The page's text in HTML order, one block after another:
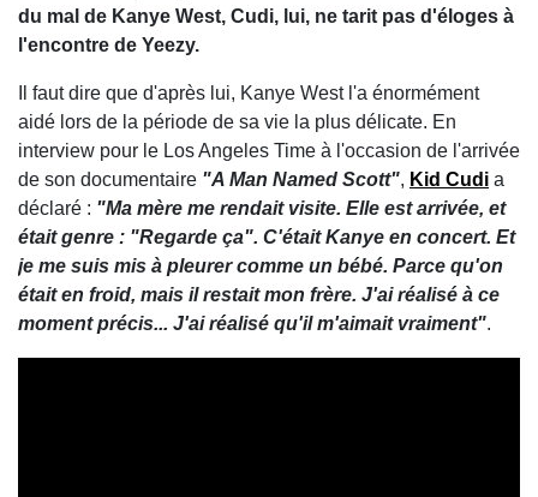
du mal de Kanye West, Cudi, lui, ne tarit pas d'éloges à
l'encontre de Yeezy.
Il faut dire que d'après lui, Kanye West l'a énormément
aidé lors de la période de sa vie la plus délicate. En
interview pour le Los Angeles Time à l'occasion de l'arrivée
de son documentaire "A Man Named Scott", Kid Cudi a
déclaré : "Ma mère me rendait visite. Elle est arrivée, et
était genre : "Regarde ça". C'était Kanye en concert. Et
je me suis mis à pleurer comme un bébé. Parce qu'on
était en froid, mais il restait mon frère. J'ai réalisé à ce
moment précis... J'ai réalisé qu'il m'aimait vraiment".